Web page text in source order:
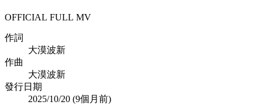
OFFICIAL FULL MV
作詞
大漠波新
作曲
大漠波新
發行日期
2025/10/20 (9個月前)